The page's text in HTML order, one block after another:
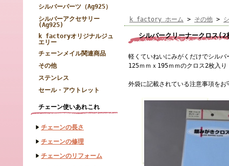
シルバーパーツ（Ag925）
シルバーアクセサリー
(Ag925)
k factoryオリジナルジュ
エリー
チェーンメイル関連商品
その他
ステンレス
セール・アウトレット
チェーン使いあれこれ
チェーンの長さ
チェーンの修理
チェーンのリフォーム
k factory ホーム > その他 >
シルバークリーナークロス
軽くていねいにみがくだけでシル
125ｍｍｘ195ｍｍのクロス2枚入り
外袋に記載されている注意事項をお